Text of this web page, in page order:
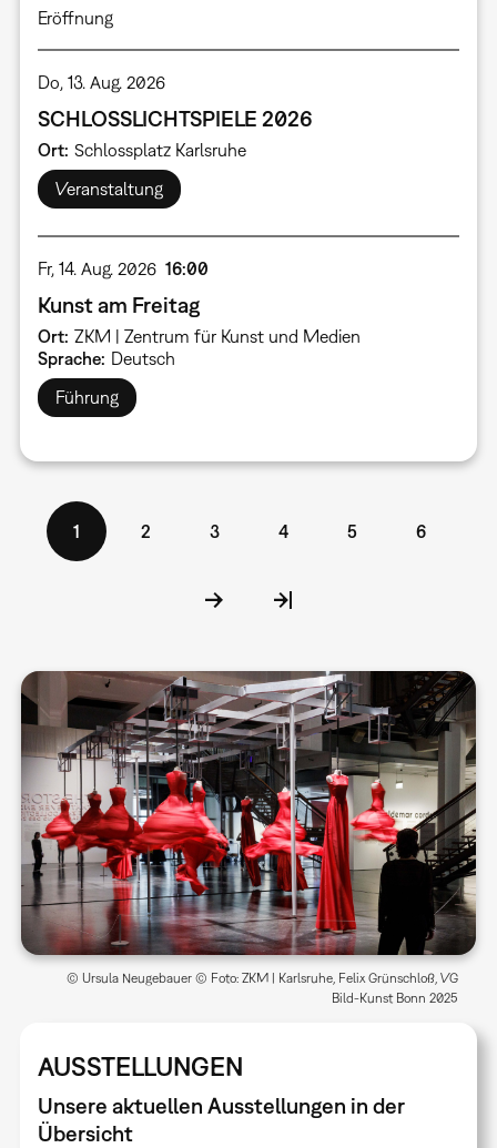
Eröffnung
Do, 13. Aug. 2026
SCHLOSSLICHTSPIELE 2026
Ort Schlossplatz Karlsruhe
Veranstaltung
Fr, 14. Aug. 2026 16:00
Kunst am Freitag
Ort ZKM | Zentrum für Kunst und Medien
Sprache Deutsch
Führung
Aktuelle
Seite
1 Seite
2 Seite
3 Seite
4 Seite
5 Seite
6
AUSSTELLUNGEN
Unsere aktuellen Ausstellungen in der
Übersicht
© Ursula Neugebauer © Foto: ZKM | Karlsruhe, Felix Grünschloß, VG
Bild-Kunst Bonn 2025